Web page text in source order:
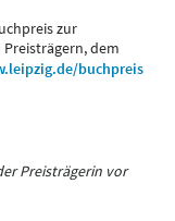
zur
dem
buchpreis
Preisträgerin vor